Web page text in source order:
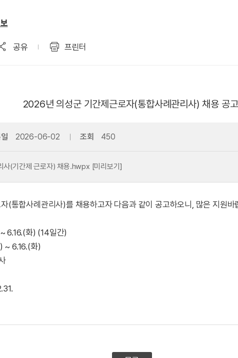
공유 프린터
2026년 의성군 기간제근로자(통합사례관리사) 채용 공고
2026-06-02 조회 450
사(기간제 근로자) 채용.hwpx [미리보기]
(통합사례관리사)를 채용하고자 다음과 같이 공고하오니, 많은 지원바
6.16.(화) (14일간)
~ 6.16.(화)